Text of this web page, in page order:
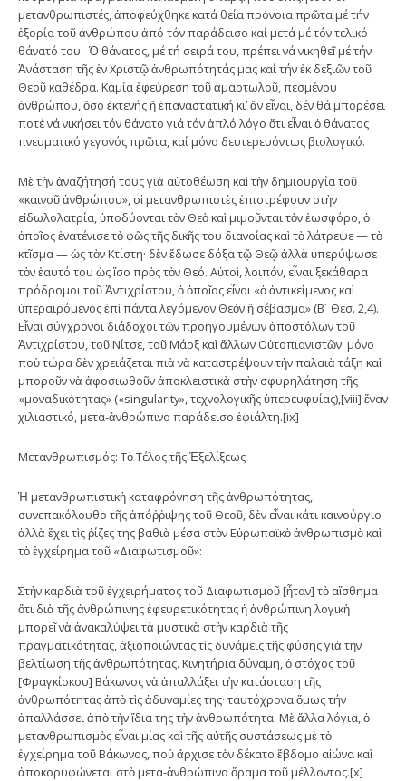
μετανθρωπιστές, ἀποφεύχθηκε κατά θεία πρόνοια πρῶτα μέ τήν
ἐξορία τοῦ ἀνθρώπου ἀπό τόν παράδεισο καί μετά μέ τόν τελικό
θάνατό του. Ὁ θάνατος, μέ τή σειρά του, πρέπει νά νικηθεῖ μέ τήν
Ἀνάσταση τῆς ἐν Χριστῷ ἀνθρωπότητάς μας καί τήν ἐκ δεξιῶν τοῦ
Θεοῦ καθέδρα. Καμία ἐφεύρεση τοῦ ἁμαρτωλοῦ, πεσμένου
ἀνθρώπου, ὅσο ἐκτενής ἤ ἐπαναστατική κι’ ἄν εἶναι, δέν θά μπορέσει
ποτέ νά νικήσει τόν θάνατο γιά τόν ἁπλό λόγο ὅτι εἶναι ὁ θάνατος
πνευματικό γεγονός πρῶτα, καί μόνο δευτερευόντως βιολογικό.
Μὲ τὴν ἀναζήτησή τους γιὰ αὐτοθέωση καὶ τὴν δημιουργία τοῦ
«καινοῦ ἀνθρώπου», οἱ μετανθρωπιστὲς ἐπιστρέφουν στὴν
εἰδωλολατρία, ὑποδύονται τὸν Θεὸ καὶ μιμοῦνται τὸν ἑωσφόρο, ὁ
ὁποῖος ἐνατένισε τὸ φῶς τῆς δικῆς του διανοίας καὶ τὸ λάτρεψε — τὸ
κτῖσμα — ὡς τὸν Κτίστη· δὲν ἔδωσε δόξα τῷ Θεῷ ἀλλὰ ὑπερύψωσε
τὸν ἑαυτό του ὡς ἴσο πρὸς τὸν Θεό. Αὐτοὶ, λοιπόν, εἶναι ξεκάθαρα
πρόδρομοι τοῦ Ἀντιχρίστου, ὁ ὁποῖος εἶναι «ὁ ἀντικείμενος καὶ
ὑπεραιρόμενος ἐπὶ πάντα λεγόμενον Θεὸν ἢ σέβασμα» (Β´ Θεσ. 2,4).
Εἶναι σύγχρονοι διάδοχοι τῶν προηγουμένων ἀποστόλων τοῦ
Ἀντιχρίστου, τοῦ Νίτσε, τοῦ Μάρξ καὶ ἄλλων Οὐτοπιανιστῶν· μόνο
ποὺ τώρα δὲν χρειάζεται πιὰ νὰ καταστρέψουν τὴν παλαιὰ τάξη καὶ
μποροῦν νὰ ἀφοσιωθοῦν ἀποκλειστικὰ στὴν σφυρηλάτηση τῆς
«μοναδικότητας» («singularity», τεχνολογικῆς ὑπερευφυίας),[viii] ἕναν
χιλιαστικό, μετα-ἀνθρώπινο παράδεισο ἐφιάλτη.[ix]
Μετανθρωπισμός: Τὸ Τέλος τῆς Ἐξελίξεως
Ἡ μετανθρωπιστικὴ καταφρόνηση τῆς ἀνθρωπότητας,
συνεπακόλουθο τῆς ἀπόῤῥιψης τοῦ Θεοῦ, δὲν εἶναι κάτι καινούργιο
ἀλλὰ ἔχει τὶς ῥίζες της βαθιὰ μέσα στὸν Εὐρωπαϊκὸ ἀνθρωπισμὸ καὶ
τὸ ἐγχείρημα τοῦ «Διαφωτισμοῦ»:
Στὴν καρδιὰ τοῦ ἐγχειρήματος τοῦ Διαφωτισμοῦ [ἦταν] τὸ αἴσθημα
ὅτι διὰ τῆς ἀνθρώπινης ἐφευρετικότητας ἡ ἀνθρώπινη λογικὴ
μπορεῖ νὰ ἀνακαλύψει τὰ μυστικὰ στὴν καρδιὰ τῆς
πραγματικότητας, ἀξιοποιώντας τὶς δυνάμεις τῆς φύσης γιὰ τὴν
βελτίωση τῆς ἀνθρωπότητας. Κινητήρια δύναμη, ὁ στόχος τοῦ
[Φραγκίσκου] Βάκωνος νὰ ἀπαλλάξει τὴν κατάσταση τῆς
ἀνθρωπότητας ἀπὸ τὶς ἀδυναμίες της· ταυτόχρονα ὅμως τήν
ἀπαλλάσσει ἀπὸ τὴν ἴδια της τὴν ἀνθρωπότητα. Μὲ ἄλλα λόγια, ὁ
μετανθρωπισμὸς εἶναι μίας καὶ τῆς αὐτῆς συστάσεως μὲ τὸ
ἐγχείρημα τοῦ Βάκωνος, ποὺ ἄρχισε τὸν δέκατο ἕβδομο αἰώνα καὶ
ἀποκορυφώνεται στὸ μετα-ἀνθρώπινο ὄραμα τοῦ μέλλοντος.[x]